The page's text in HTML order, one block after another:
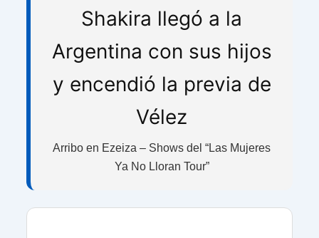
Shakira llegó a la
Argentina con sus hijos
y encendió la previa de
Vélez
Arribo en Ezeiza – Shows del “Las Mujeres
Ya No Lloran Tour”